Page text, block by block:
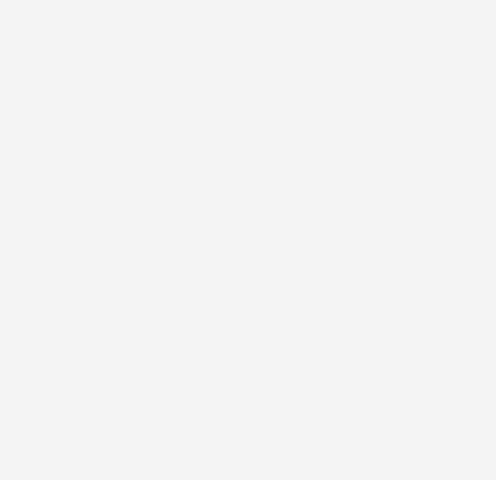
hardware, software y más.